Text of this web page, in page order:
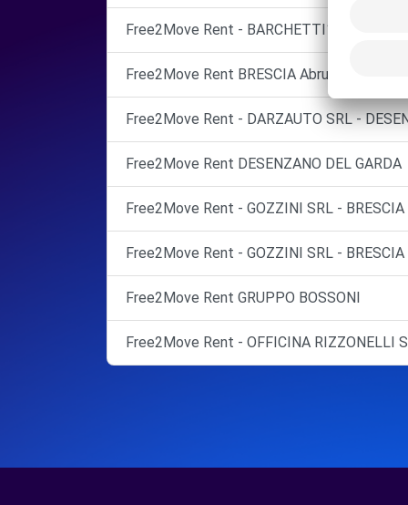
Free2Move Rent - BARCHETTI1 SPA -
Free2Move Rent BRESCIA Abruzzi
Free2Move Rent - DARZAUTO SRL -
Free2Move Rent DESENZANO DEL GARDA
Free2Move Rent - GOZZINI SRL - BRESCIA
Free2Move Rent - GOZZINI SRL - BRESCIA
Free2Move Rent GRUPPO BOSSONI
Free2Move Rent - OFFICINA RIZZONELLI